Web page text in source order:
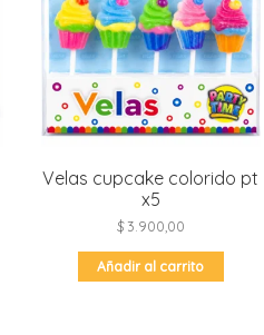
Velas cupcake colorido pt
x5
$3.900,00
Añadir al carrito